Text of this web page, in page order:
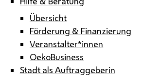
Übersicht
Förderung & Finanzierung
Veranstalter*innen
OekoBusiness
Stadt als Auftraggeberin